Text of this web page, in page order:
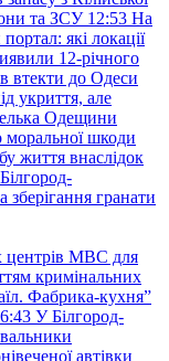
та ЗСУ 12:53 На
які локації
12-річного
втекти до Одеси
укриття, але
Одещини
моральної шкоди
життя внаслідок
зберігання гранати
центрів МВС для
кримінальних
Фабрика-кухня”
У Білгород-
автівки